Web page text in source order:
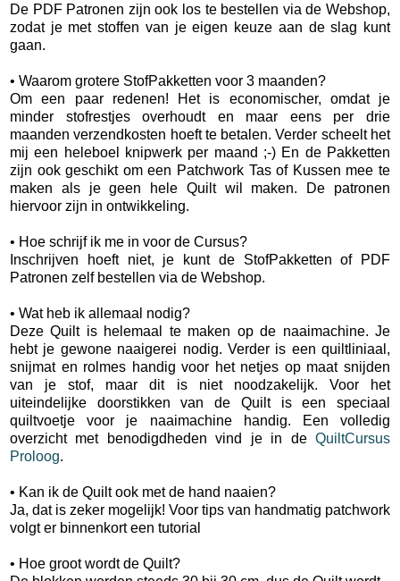
De PDF Patronen zijn ook los te bestellen via de Webshop,
zodat je met stoffen van je eigen keuze aan de slag kunt
gaan.
• Waarom grotere StofPakketten voor 3 maanden?
Om een paar redenen! Het is economischer, omdat je
minder stofrestjes overhoudt en maar eens per drie
maanden verzendkosten hoeft te betalen. Verder scheelt het
mij een heleboel knipwerk per maand ;-) En de Pakketten
zijn ook geschikt om een Patchwork Tas of Kussen mee te
maken als je geen hele Quilt wil maken. De patronen
hiervoor zijn in ontwikkeling.
• Hoe schrijf ik me in voor de Cursus?
Inschrijven hoeft niet, je kunt de StofPakketten of PDF
Patronen zelf bestellen via de Webshop.
• Wat heb ik allemaal nodig?
Deze Quilt is helemaal te maken op de naaimachine. Je
hebt je gewone naaigerei nodig. Verder is een quiltliniaal,
snijmat en rolmes handig voor het netjes op maat snijden
van je stof, maar dit is niet noodzakelijk. Voor het
uiteindelijke doorstikken van de Quilt is een speciaal
quiltvoetje voor je naaimachine handig. Een volledig
overzicht met benodigdheden vind je in de QuiltCursus
Proloog.
• Kan ik de Quilt ook met de hand naaien?
Ja, dat is zeker mogelijk! Voor tips van handmatig patchwork
volgt er binnenkort een tutorial
• Hoe groot wordt de Quilt?